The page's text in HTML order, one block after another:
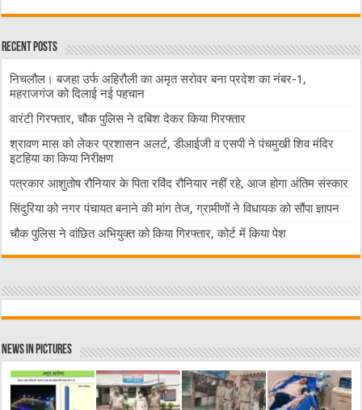
Recent Posts
निचलौल। बजहा उर्फ अहिरौली का अमृत सरोवर बना प्रदेश का नंबर-1,
महराजगंज को दिलाई नई पहचान
वारंटी गिरफ्तार, चौक पुलिस ने दबिश देकर किया गिरफ्तार
श्रावण मास को लेकर प्रशासन अलर्ट, डीआईजी व एसपी ने पंचमुखी शिव मंदिर
इटहिया का किया निरीक्षण
पत्रकार आशुतोष रौनियार के पिता रविंद रौनियार नहीं रहे, आज होगा अंतिम संस्कार
सिंदुरिया को नगर पंचायत बनाने की मांग तेज, ग्रामीणों ने विधायक को सौंपा ज्ञापन
चौक पुलिस ने वांछित अभियुक्त को किया गिरफ्तार, कोर्ट में किया पेश
News in Pictures